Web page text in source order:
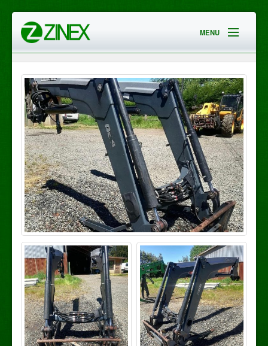
MENU
HOME
EMPRESA
SERVICIOS
CONTACTO